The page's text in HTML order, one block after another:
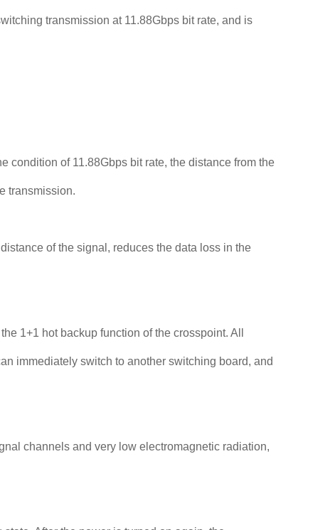
transmission at 11.88Gbps bit rate, and is
of 11.88Gbps bit rate, the distance from the
transmission.
of the signal, reduces the data loss in the
1+1 hot backup function of the crosspoint. All
immediately switch to another switching board, and
channels and very low electromagnetic radiation,